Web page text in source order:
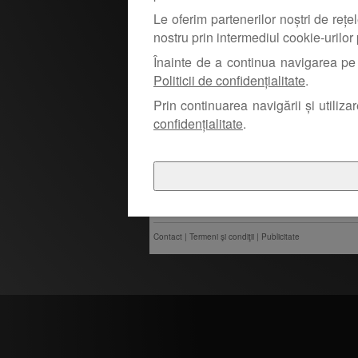
Le oferim partenerilor noștri de
nostru prin intermediul cookie-
Înainte de a continua navigarea
Politicii de confidențialitate.
Prin continuarea navigării și
confidențialitate.
Mesaj:
Contact | Termeni şi condiţii | Publicitate